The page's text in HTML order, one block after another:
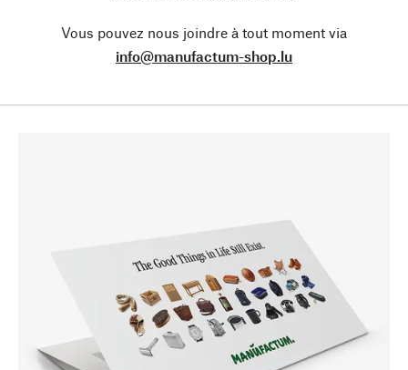
Vous pouvez nous joindre à tout moment via
info@manufactum-shop.lu